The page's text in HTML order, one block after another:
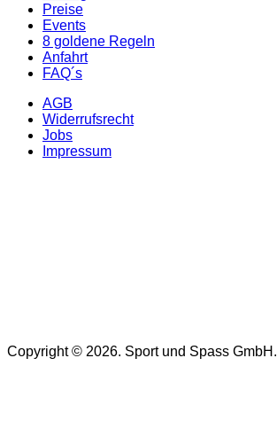
Preise
Events
8 goldene Regeln
Anfahrt
FAQ´s
AGB
Widerrufsrecht
Jobs
Impressum
Copyright © 2026. Sport und Spass GmbH.